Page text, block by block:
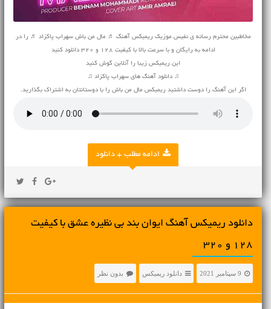
مخاطبین محترم رسانه ی نفیس موزیک ریمیکس آهنگ ♬ مال من باش سهراب پاکزاد ♬ را در
ادامه به رایگان و با سرعت بالا با کیفیت 128 و 320 دانلود کنید
این ریمیکس زیبا را آنلاین گوش کنید
♫ دانلود آهنگ های سهراب پاکزاد ♫
اگر این آهنگ را دوست داشتید ریمیکس مال من باش را با دوستانتان به اشتراک بگذارید.
ادامه مطلب + دانلود
دانلود ریمیکس آهنگ ایوان بند بی نظیره عشق با کیفیت
128 و 320
9 سپتامبر 2021 دانلود ریمیکس بدون نظر